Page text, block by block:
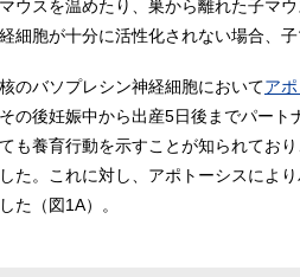
ウスを温めたり、巣から離れた子マ
細胞が十分に活性化されない場合、
のバソプレシン神経細胞においてア
の後妊娠中から出産5日後までパー
も養育行動を示すことが知られてお
た。これに対し、アポトーシスによ
た（図1A）。